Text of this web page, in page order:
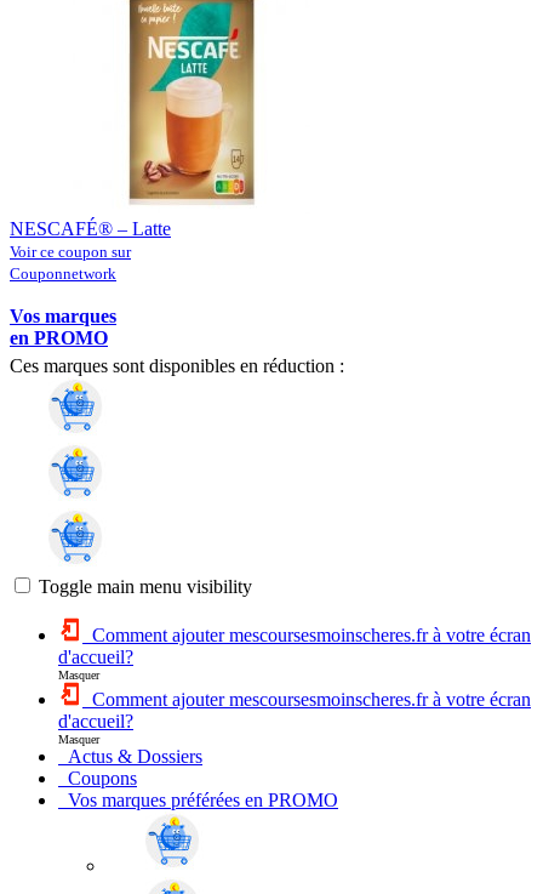
NESCAFÉ® – Latte
Voir ce coupon sur
Couponnetwork
Vos marques
en PROMO
Ces marques sont disponibles en réduction :
Toggle main menu visibility
Comment ajouter mescoursesmoinscheres.fr à votre écran
d'accueil?
Masquer
Comment ajouter mescoursesmoinscheres.fr à votre écran
d'accueil?
Masquer
Actus & Dossiers
Coupons
Vos marques préférées en PROMO